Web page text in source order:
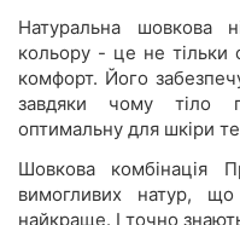
Натуральна шовкова
кольору - це не тільки
комфорт. Його
завдяки чому тіло
оптимальну для шкіри
Шовкова комбінація
вимогливих натур,
найкраще. І точно